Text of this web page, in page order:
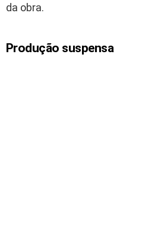
da obra.
Produção suspensa